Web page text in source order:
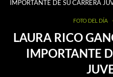
IMPORTANTE DE SU CARRERA
FOTO DEL DÍA
LAURA RICO
IMPORTANTE